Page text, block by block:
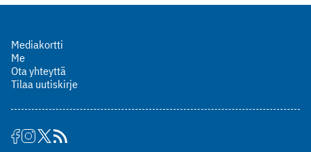
Mediakortti
Me
Ota yhteyttä
Tilaa uutiskirje